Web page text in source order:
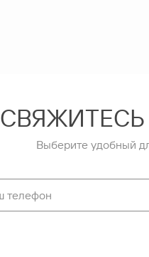
Выберите удобный